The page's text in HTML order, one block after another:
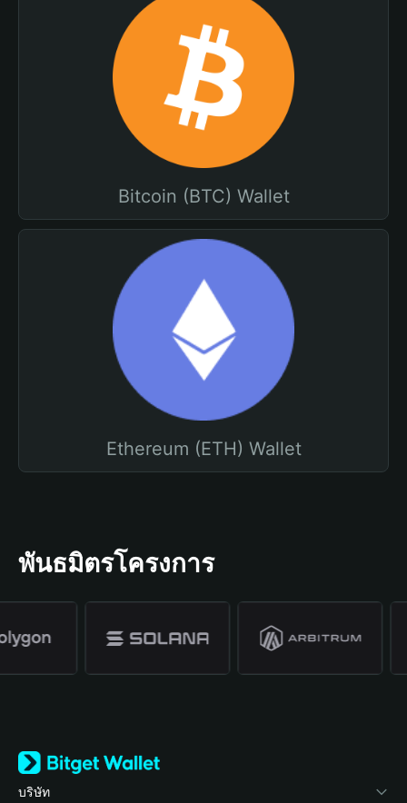
Bitcoin (BTC) Wallet
Ethereum (ETH) Wallet
พันธมิตรโครงการ
บริษัท